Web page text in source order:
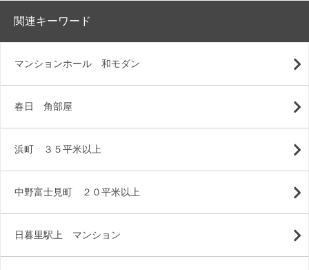
関連キーワード
マンションホール 和モダン
春日 角部屋
浜町 ３５平米以上
中野富士見町 ２０平米以上
日暮里駅上 マンション